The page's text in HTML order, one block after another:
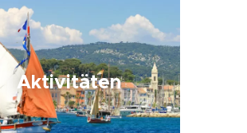
Aktivitäten